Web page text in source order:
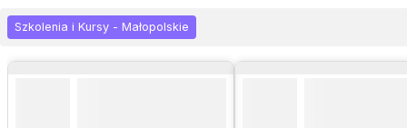
Szkolenia i Kursy - Małopolskie